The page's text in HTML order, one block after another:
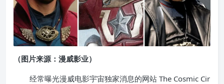
（图片来源：漫威影业）
经常曝光漫威电影宇宙独家消息的网站 The Cosmic Cir